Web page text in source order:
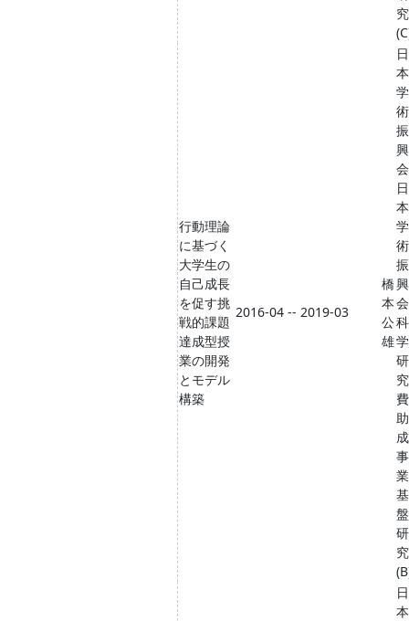
究
行動理論
に基づく
大学生の
自己成長
を促す挑
戦的課題
達成型授
業の開発
とモデル
構築
2016-04 -- 2019-03
橋
本
公
雄
日
本
学
術
振
興
日
本
学
術
振
興
会
科
学
研
究
費
助
成
事
業
基
盤
研
究
日
本